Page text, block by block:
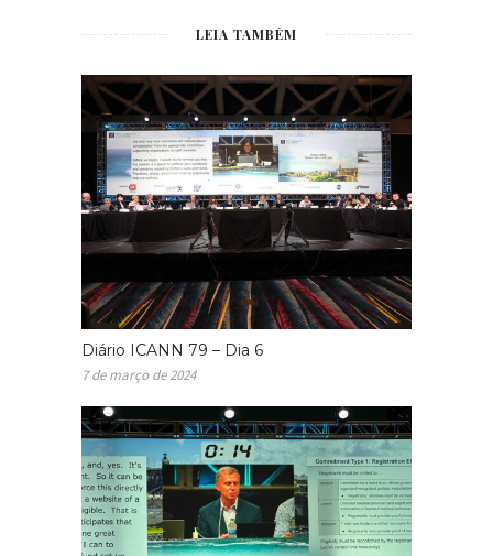
LEIA TAMBÉM
Diário ICANN 79 – Dia 6
7 de março de 2024